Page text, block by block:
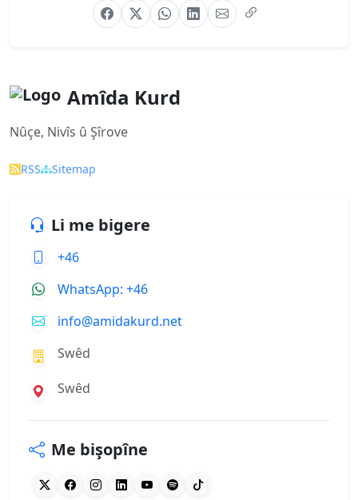
Amîda Kurd
Nûçe, Nivîs û Şîrove
RSS Sitemap
Li me bigere
+46
WhatsApp: +46
info@amidakurd.net
Swêd
Swêd
Me bişopîne